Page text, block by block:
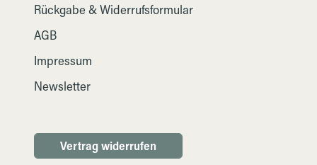
Rückgabe & Widerrufsformular
AGB
Impressum
Newsletter
Vertrag widerrufen